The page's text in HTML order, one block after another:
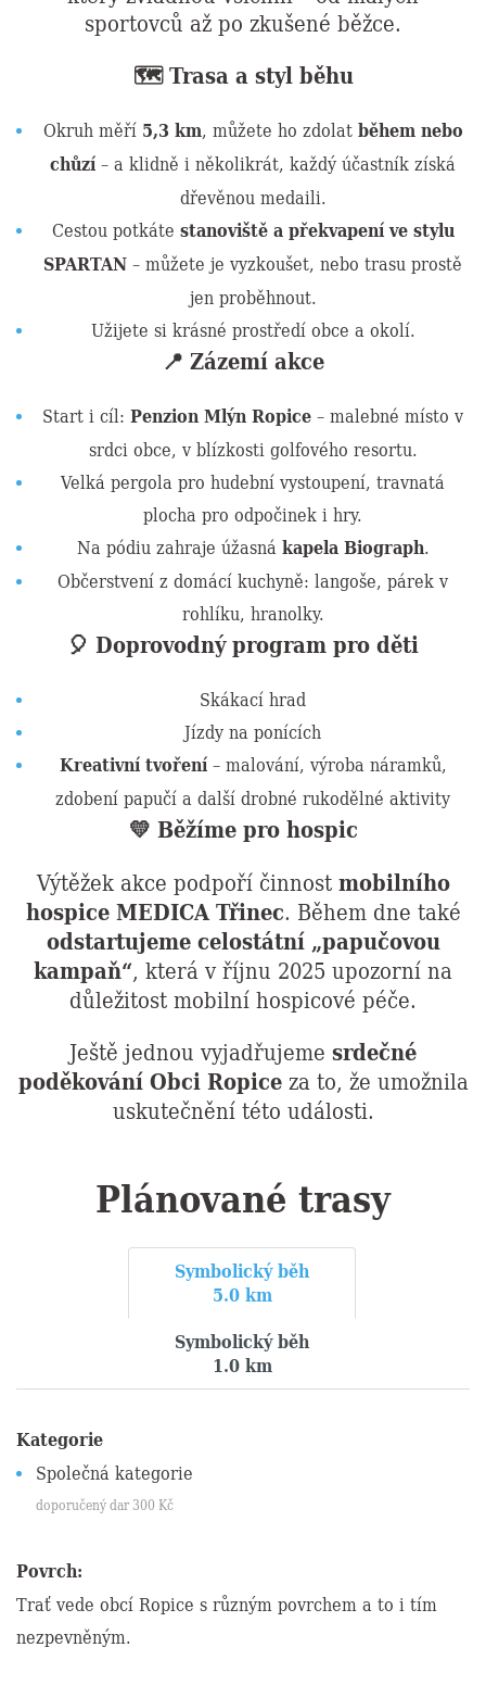
sportovců až po zkušené běžce.
🗺 Trasa a styl běhu
Okruh měří 5,3 km, můžete ho zdolatběhem nebo
chůzí– a klidně i několikrát, každý účastník získá
dřevěnou medaili.
Cestou potkáte stanoviště a překvapení ve stylu
SPARTAN– můžete je vyzkoušet, nebo trasu prostě
jen proběhnout.
Užijete si krásné prostředí obce a okolí.
📍 Zázemí akce
Start i cíl: Penzion Mlýn Ropice– malebné místo v
srdci obce, v blízkosti golfového resortu.
Velká pergola pro hudební vystoupení, travnatá
plocha pro odpočinek i hry.
Na pódiu zahraje úžasnákapela Biograph.
Občerstvení z domácí kuchyně: langoše, párek v
rohlíku, hranolky.
🎈 Doprovodný program pro děti
Skákací hrad
Jízdy na ponících
Kreativní tvoření– malování, výroba náramků,
zdobení papučí a další drobné rukodělné aktivity
💛 Běžíme pro hospic
Výtěžek akce podpoří činnostmobilního
hospice MEDICA Třinec. Během dne také
odstartujeme celostátní „papučovou
kampaň“, která v říjnu 2025 upozorní na
důležitost mobilní hospicové péče.
Ještě jednou vyjadřujeme srdečné
poděkování Obci Ropiceza to, že umožnila
uskutečnění této události.
Plánované trasy
Symbolický běh
5.0 km
Symbolický běh
1.0 km
Kategorie
Společná kategorie
doporučený dar 300 Kč
Povrch:
Trať vede obcí Ropice s různým povrchem a to i tím
nezpevněným.